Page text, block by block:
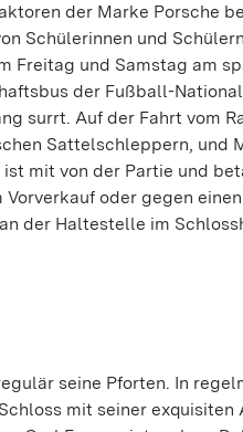
der Marke Porsche
Schülerinnen und
Freitag und Samstag am
der Fußball-
surrt. Auf der Fahrt vom
Sattelschleppern, und
mit von der Partie und
oder gegen
der Haltestelle im
seine Pforten. In
mit seiner